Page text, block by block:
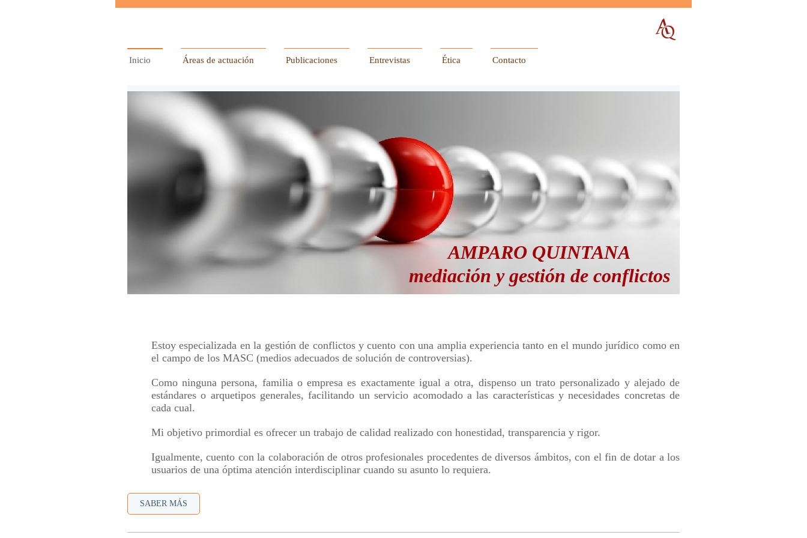
Inicio Áreas de actuación Publicaciones Entrevistas Ética Contacto
AMPARO QUINTANA
mediación y gestión de conflictos
Estoy especializada en la gestión de conflictos y cuento con una amplia experiencia tanto en el mundo jurídico como en
el campo de los MASC (medios adecuados de solución de controversias).
Como ninguna persona, familia o empresa es exactamente igual a otra, dispenso un trato personalizado y alejado de
estándares o arquetipos generales, facilitando un servicio acomodado a las características y necesidades concretas de
cada cual.
Mi objetivo primordial es ofrecer un trabajo de calidad realizado con honestidad, transparencia y rigor.
Igualmente, cuento con la colaboración de otros profesionales procedentes de diversos ámbitos, con el fin de dotar a los
usuarios de una óptima atención interdisciplinar cuando su asunto lo requiera.
SABER MÁS